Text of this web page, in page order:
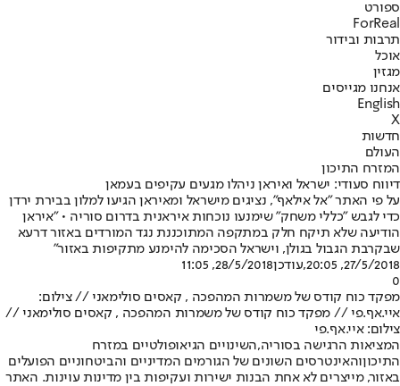
ספורט
ForReal
תרבות ובידור
אוכל
מגזין
אנחנו מגייסים
English
X
חדשות
העולם
המזרח התיכון
דיווח סעודי: ישראל ואיראן ניהלו מגעים עקיפים בעמאן
על פי האתר "אל אילאף", נציגים מישראל ומאיראן הגיעו למלון בבירת ירדן
כדי לגבש "כללי משחק" שימנעו נוכחות איראנית בדרום סוריה • "איראן
הודיעה שלא תיקח חלק במתקפה המתוכננת נגד המורדים באזור דרעא
שבקרבת הגבול בגולן, וישראל הסכימה להימנע מתקיפות באזור"
27/5/2018, 20:05
,עודכן28/5/2018, 11:05
0
מפקד כוח קודס של משמרות המהפכה , קאסים סולימאני // צילום:
איי.אף.פי // מפקד כוח קודס של משמרות המהפכה , קאסים סולימאני //
צילום: איי.אף.פי
המציאות הרגישה בסוריה,השינויים הגיאופולטיים במזרח
התיכוןוהאינטרסים השונים של הגורמים המדיניים והביטחוניים הפועלים
באזור, מייצרים לא אחת הבנות ישירות ועקיפות בין מדינות עוינות. האתר